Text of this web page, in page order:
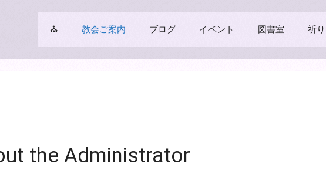
⛪ 教会ご案内 ブログ イベント 図書室 祈り
the Administrator